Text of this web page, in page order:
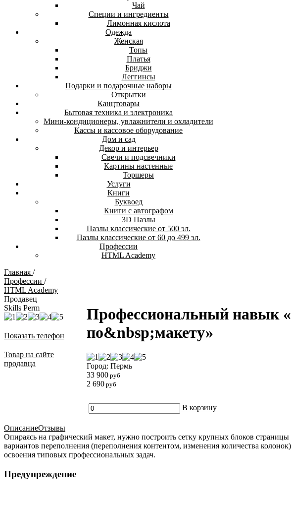
Чай
Специи и ингредиенты
Лимонная кислота
Одежда
Женская
Топы
Платья
Бриджи
Леггинсы
Подарки и подарочные наборы
Открытки
Канцтовары
Бытовая техника и электроника
Мини-кондиционеры, увлажнители и охладители
Кассы и кассовое оборудование
Дом и сад
Декор и интерьер
Свечи и подсвечники
Картины настенные
Торшеры
Услуги
Книги
Буквоед
Книги с автографом
3D Пазлы
Пазлы классические от 500 эл.
Пазлы классические от 60 до 499 эл.
Профессии
HTML Academy
Главная /
Профессии /
HTML Academy
Продавец
Skills Perm
Показать телефон
Товар на сайте
продавца
Профессиональный навык
по&nbsp;макету»
Город: Пермь
33 900руб
2 690руб
В корзину
ОписаниеОтзывы
Опираясь на графический макет, нужно построить сетку крупных блоков
вариантов переполнения (переполнения контентом, изменения количества
освоения типовых профессиональных задач.
Предупреждение